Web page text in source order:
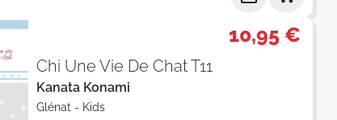
10,95 €
Chi Une Vie De Chat T11
Kanata Konami
Glénat - Kids